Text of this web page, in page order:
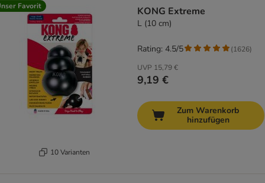
Favorit
10 Varianten
KONG Extreme
L (10 cm)
UVP 15,79 €
9,19 €
Rating: 4.5/5 (1626)
Zum Warenkorb
hinzufügen